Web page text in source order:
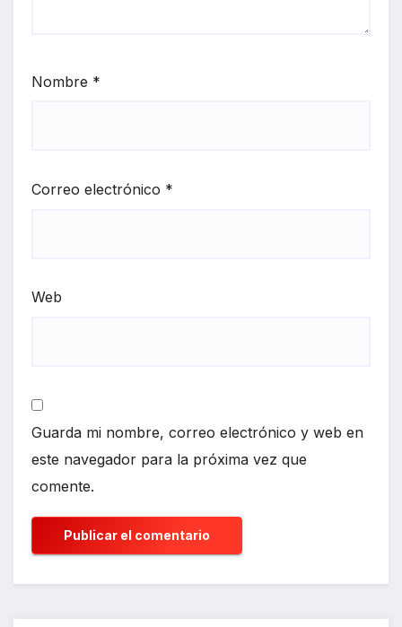
Nombre *
Correo electrónico *
Web
Guarda mi nombre, correo electrónico y web en
este navegador para la próxima vez que
comente.